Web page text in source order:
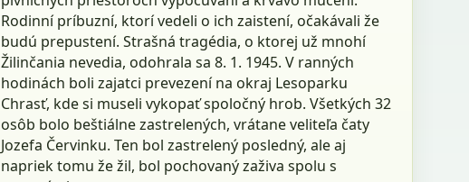
Rodinní príbuzní, ktorí vedeli o ich zaistení, očakávali že
budú prepustení. Strašná tragédia, o ktorej už mnohí
Žilinčania nevedia, odohrala sa 8. 1. 1945. V ranných
hodinách boli zajatci prevezení na okraj Lesoparku
Chrasť, kde si museli vykopať spoločný hrob. Všetkých 32
osôb bolo beštiálne zastrelených, vrátane veliteľa čaty
Jozefa Červinku. Ten bol zastrelený posledný, ale aj
napriek tomu že žil, bol pochovaný zaživa spolu s